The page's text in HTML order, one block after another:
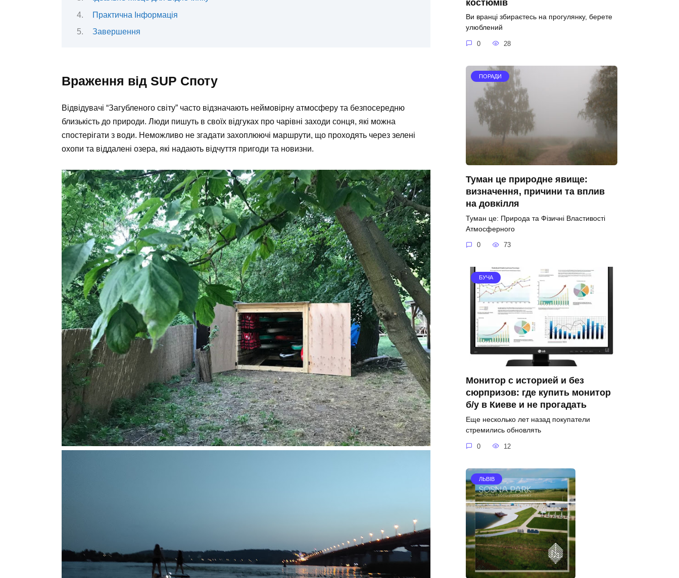
Практична Інформація
Завершення
Враження від SUP Споту
Відвідувачі “Загубленого світу” часто відзначають неймовірну атмосферу та безпосередню
близькість до природи. Люди пишуть в своїх відгуках про чарівні заходи сонця, які можна
спостерігати з води. Неможливо не згадати захоплюючі маршрути, що проходять через зелені
охопи та віддалені озера, які надають відчуття пригоди та новизни.
костюмів
Ви вранці збираєтесь на прогулянку, берете
улюблений
0 28
ПОРАДИ
Туман це природне явище:
визначення, причини та вплив
на довкілля
Туман це: Природа та Фізичні Властивості
Атмосферного
0 73
БУЧА
Монитор с историей и без
сюрпризов: где купить монитор
б/у в Киеве и не прогадать
Еще несколько лет назад покупатели
стремились обновлять
0 12
ЛЬВІВ